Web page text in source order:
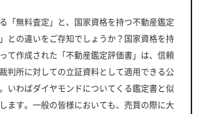
「無料査定」と、国家資格を持つ不動産鑑定
との違いをご存知でしょうか？国家資格を持
て作成された「不動産鑑定評価書」は、信頼
判所に対しての立証資料として適用できる公
いわばダイヤモンドについてくる鑑定書と似
ます。一般の皆様においても、売買の際に大